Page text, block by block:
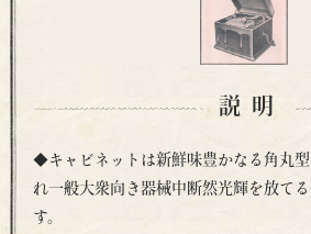
説明
◆キャビネットは新鮮味豊かなる角丸
れ一般大衆向き器械中断然光輝を放て
す。